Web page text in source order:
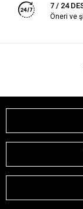
7 / 24
Öneri ve